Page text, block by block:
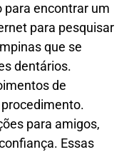
para encontrar um
para pesquisar
que se
dentários.
de
para amigos,
Essas